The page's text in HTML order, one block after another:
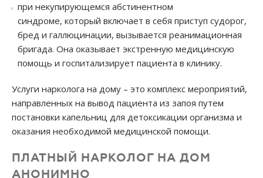
при некупирующемся абстинентном
синдроме, который включает в себя приступ судорог,
бред и галлюцинации, вызывается реанимационная
бригада. Она оказывает экстренную медицинскую
помощь и госпитализирует пациента в клинику.
Услуги нарколога на дому – это комплекс мероприятий,
направленных на вывод пациента из запоя путем
постановки капельниц для детоксикации организма и
оказания необходимой медицинской помощи.
ПЛАТНЫЙ НАРКОЛОГ НА ДОМ
АНОНИМНО